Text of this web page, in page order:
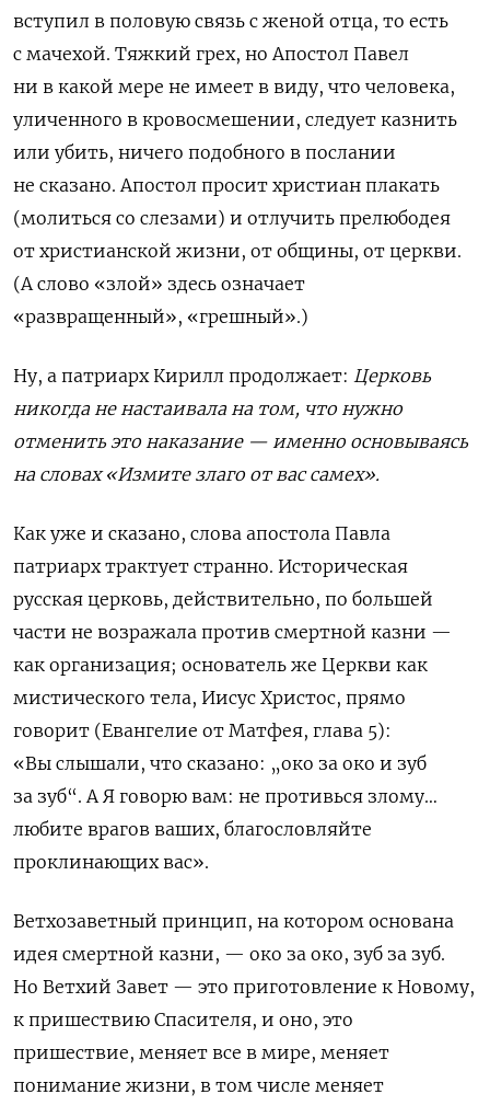
вступил в половую связь с женой отца, то есть
с мачехой. Тяжкий грех, но Апостол Павел
ни в какой мере не имеет в виду, что человека,
уличенного в кровосмешении, следует казнить
или убить, ничего подобного в послании
не сказано. Апостол просит христиан плакать
(молиться со слезами) и отлучить прелюбодея
от христианской жизни, от общины, от церкви.
(А слово «злой» здесь означает
«развращенный», «грешный».)
Ну, а патриарх Кирилл продолжает: Церковь
никогда не настаивала на том, что нужно
отменить это наказание — именно основываясь
на словах «Измите злаго от вас самех».
Как уже и сказано, слова апостола Павла
патриарх трактует странно. Историческая
русская церковь, действительно, по большей
части не возражала против смертной казни —
как организация; основатель же Церкви как
мистического тела, Иисус Христос, прямо
говорит (Евангелие от Матфея, глава 5):
«Вы слышали, что сказано: „око за око и зуб
за зуб“. А Я говорю вам: не противься злому…
любите врагов ваших, благословляйте
проклинающих вас».
Ветхозаветный принцип, на котором основана
идея смертной казни, — око за око, зуб за зуб.
Но Ветхий Завет — это приготовление к Новому,
к пришествию Спасителя, и оно, это
пришествие, меняет все в мире, меняет
понимание жизни, в том числе меняет